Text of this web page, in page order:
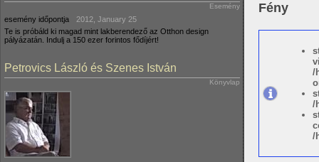
Esemény
esemény időpontja
2012, January 25
Te is próbáld ki magad mint lakberendező az Otthon design
pályázatán. Indulj a 150 ezer forintos fődíjért!
Petrovics László és Szenes István
Könyvlap
Fény
/
/
/